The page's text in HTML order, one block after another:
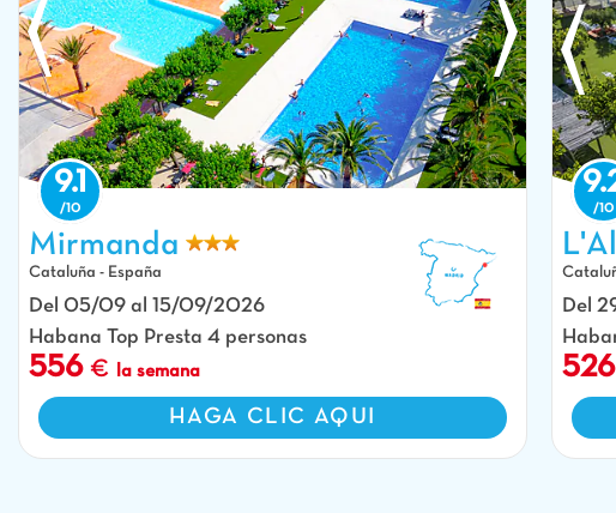
Piscinas exteriores y toboganes acuáticos en el camping CAPFUN
Mirmanda en Cambrils - Vinyols i els Arcs (43).
9.1
Mirmanda
Cataluña - España
Del 05/09 al 15/09/2026
Habana Top Presta 4 personas
556 la semana
HAGA CLIC AQUI
Vista
Del
526